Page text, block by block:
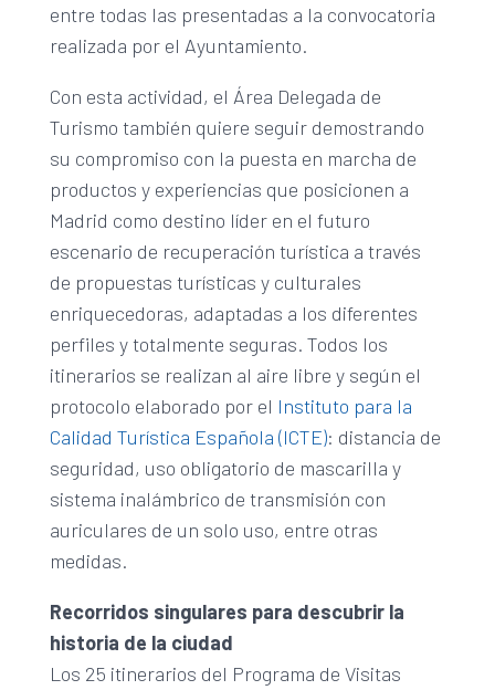
entre todas las presentadas a la convocatoria
realizada por el Ayuntamiento.
Con esta actividad, el Área Delegada de
Turismo también quiere seguir demostrando
su compromiso con la puesta en marcha de
productos y experiencias que posicionen a
Madrid como destino líder en el futuro
escenario de recuperación turística a través
de propuestas turísticas y culturales
enriquecedoras, adaptadas a los diferentes
perfiles y totalmente seguras. Todos los
itinerarios se realizan al aire libre y según el
protocolo elaborado por el Instituto para la
Calidad Turística Española (ICTE): distancia de
seguridad, uso obligatorio de mascarilla y
sistema inalámbrico de transmisión con
auriculares de un solo uso, entre otras
medidas.
Recorridos singulares para descubrir la
historia de la ciudad
Los 25 itinerarios del Programa de Visitas